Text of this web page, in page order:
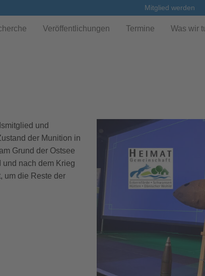
Mitglied werden
Veröffentlichungen Termine Was wir
und
der Munition in
Grund der Ostsee
nach dem Krieg
um die Reste der